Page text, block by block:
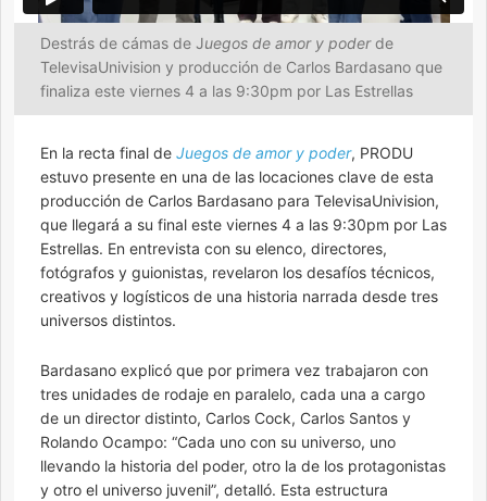
Destrás de cámas de Juegos de amor y poderde
TelevisaUnivision y producción de Carlos Bardasano que
finaliza este viernes 4 a las 9:30pm por Las Estrellas
En la recta final de Juegos de amor y poder, PRODU
estuvo presente en una de las locaciones clave de esta
producción de Carlos Bardasano para TelevisaUnivision,
que llegará a su final este viernes 4 a las 9:30pm por Las
Estrellas. En entrevista con su elenco, directores,
fotógrafos y guionistas, revelaron los desafíos técnicos,
creativos y logísticos de una historia narrada desde tres
universos distintos.
Bardasano explicó que por primera vez trabajaron con
tres unidades de rodaje en paralelo, cada una a cargo
de un director distinto, Carlos Cock, Carlos Santos y
Rolando Ocampo: “Cada uno con su universo, uno
llevando la historia del poder, otro la de los protagonistas
y otro el universo juvenil”, detalló. Esta estructura